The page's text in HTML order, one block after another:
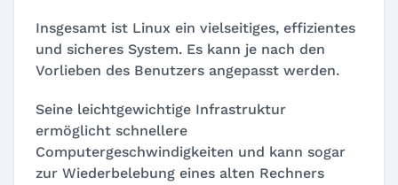
Insgesamt ist Linux ein vielseitiges, effizientes
und sicheres System. Es kann je nach den
Vorlieben des Benutzers angepasst werden.
Seine leichtgewichtige Infrastruktur
ermöglicht schnellere
Computergeschwindigkeiten und kann sogar
zur Wiederbelebung eines alten Rechners